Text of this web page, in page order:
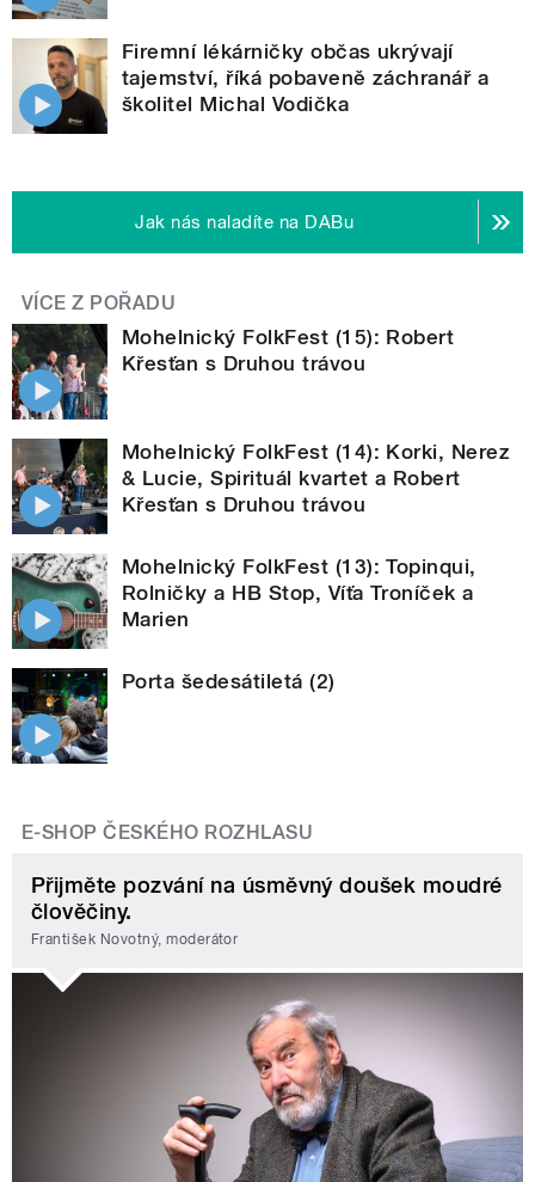
Firemní lékárničky občas ukrývají
tajemství, říká pobaveně záchranář a
školitel Michal Vodička
Jak nás naladíte na DABu
VÍCE Z POŘADU
Mohelnický FolkFest (15): Robert
Křesťan s Druhou trávou
Mohelnický FolkFest (14): Korki, Nerez
& Lucie, Spirituál kvartet a Robert
Křesťan s Druhou trávou
Mohelnický FolkFest (13): Topinqui,
Rolničky a HB Stop, Víťa Troníček a
Marien
Porta šedesátiletá (2)
E-SHOP ČESKÉHO ROZHLASU
Přijměte pozvání na úsměvný doušek moudré
člověčiny.
František Novotný, moderátor